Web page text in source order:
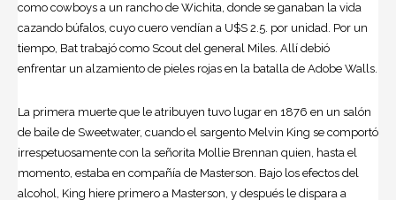
como cowboys a un rancho de Wichita, donde se ganaban la vida
cazando búfalos, cuyo cuero vendían a U$S 2.5. por unidad. Por un
tiempo, Bat trabajó como Scout del general Miles. Allí debió
enfrentar un alzamiento de pieles rojas en la batalla de Adobe Walls.
La primera muerte que le atribuyen tuvo lugar en 1876 en un salón
de baile de Sweetwater, cuando el sargento Melvin King se comportó
irrespetuosamente con la señorita Mollie Brennan quien, hasta el
momento, estaba en compañía de Masterson. Bajo los efectos del
alcohol, King hiere primero a Masterson, y después le dispara a